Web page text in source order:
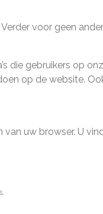
voor geen
die gebruikers op
op de website.
uw browser. U